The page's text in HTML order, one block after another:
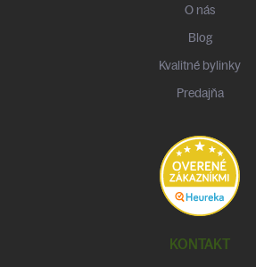
O nás
Blog
Kvalitné bylinky
Predajňa
KONTAKT